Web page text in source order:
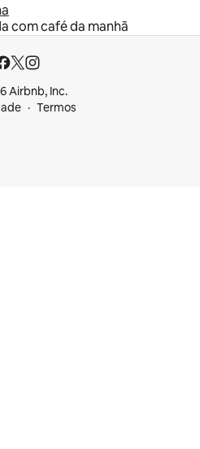
com café da manhã
Airbnb, Inc.
Termos